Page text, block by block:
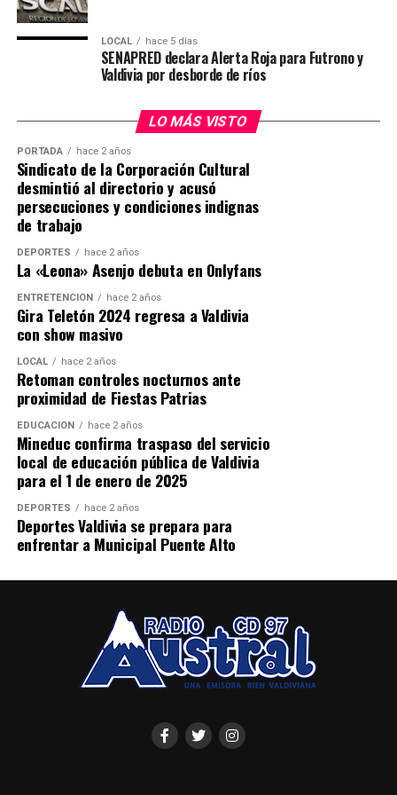
entre las distintas comunidades rurales.
Post Views: 100
LOCAL hace 5 días
SENAPRED declara Alerta Roja para Futrono y
Valdivia por desborde de ríos
LO MÁS VISTO
PORTADA hace 2 años
Sindicato de la Corporación Cultural
desmintió al directorio y acusó
persecuciones y condiciones indignas
de trabajo
DEPORTES hace 2 años
La «Leona» Asenjo debuta en Onlyfans
ENTRETENCIÓN hace 2 años
Gira Teletón 2024 regresa a Valdivia
con show masivo
LOCAL hace 2 años
Retoman controles nocturnos ante
proximidad de Fiestas Patrias
EDUCACIÓN hace 2 años
Mineduc confirma traspaso del servicio
local de educación pública de Valdivia
para el 1 de enero de 2025
DEPORTES hace 2 años
Deportes Valdivia se prepara para
enfrentar a Municipal Puente Alto